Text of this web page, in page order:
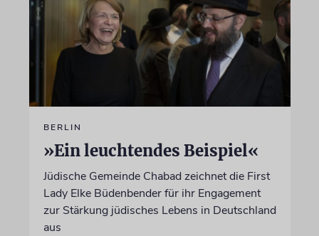
BERLIN
»Ein leuchtendes Beispiel«
Jüdische Gemeinde Chabad zeichnet die First
Lady Elke Büdenbender für ihr Engagement
zur Stärkung jüdisches Lebens in Deutschland
aus